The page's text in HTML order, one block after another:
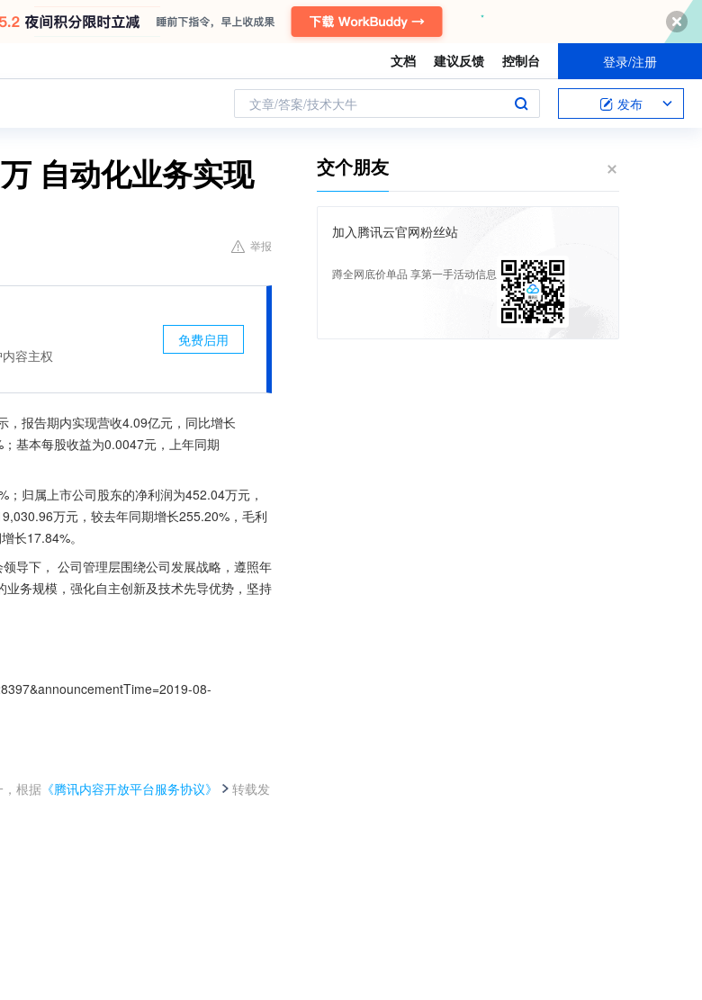
文档 建议反馈 控制台 登录/注册
文章/答案/技术大牛 发布
自动化业务实现
举报
容主权
免费启用
报告期内实现营收4.09亿元，同比增长
基本每股收益为0.0047元，上年同期
归属上市公司股东的净利润为452.04万元，
万元，较去年同期增长255.20%，毛利
长17.84%。
导下， 公司管理层围绕公司发展战略，遵照年
务规模，强化自主创新及技术先导优势，坚持
08-
，根据 《腾讯内容开放平台服务协议》
转载发
交个朋友
加入腾讯云官网粉丝站
蹲全网底价单品 享第一手活动信息